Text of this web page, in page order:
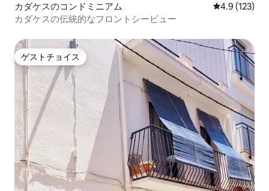
カダケスのコンドミニアム レビュー123
4.9 (123)
カダケスの伝統的なフロントシービュー
ゲストチョイス
ゲストチョイス